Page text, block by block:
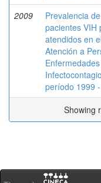
2009
Prevalencia
pacientes VIH
atendidos en
Atención a
Enfermedades
período 1999
Showing